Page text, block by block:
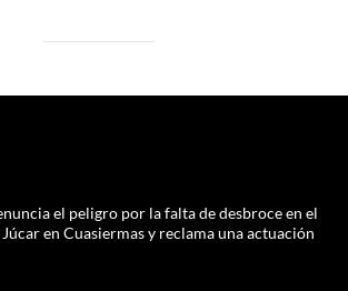
el peligro por la falta de desbroce en el
en Cuasiermas y reclama una actuación